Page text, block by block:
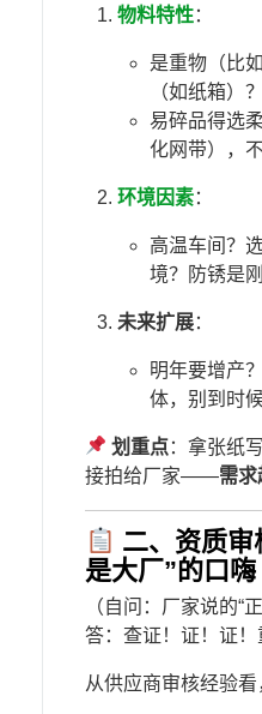
物料特性​：
是重物（比
（如纸箱）？
易碎品得选
化网带），
环境因素​：
高温车间？
境？防锈是刚
​未来扩展​​：
明年要增产
体，别到时
​​划重点​：拿张纸
接拍给厂家——​需求
二、资质审
是大厂”的口嗨
（自问：厂家说的“
答：查证！证！证
从供应商审核经验看